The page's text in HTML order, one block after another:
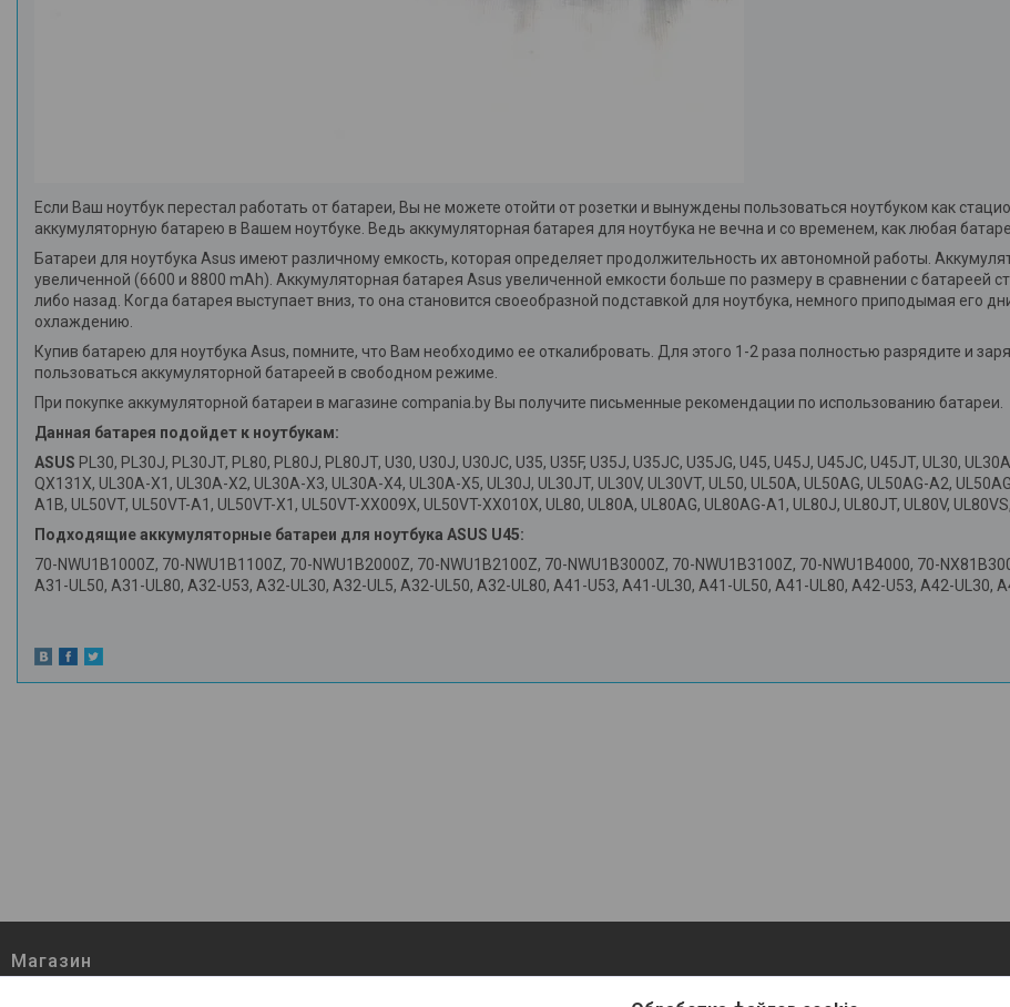
Если Ваш ноутбук перестал работать от батареи, Вы не можете отойти от розетки и вынуждены пользоваться ноутбуком как
аккумуляторную батарею в Вашем ноутбуке. Ведь аккумуляторная батарея для ноутбука не вечна и со временем, как любая
Батареи для ноутбука Asus имеют различному емкость, которая определяет продолжительность их автономной работы.
увеличенной (6600 и 8800 mAh). Аккумуляторная батарея Asus увеличенной емкости больше по размеру в сравнении с батареей
либо назад. Когда батарея выступает вниз, то она становится своеобразной подставкой для ноутбука, немного приподымая его
охлаждению.
Купив батарею для ноутбука Asus, помните, что Вам необходимо ее откалибровать. Для этого 1-2 раза полностью разрядите и
пользоваться аккумуляторной батареей в свободном режиме.
При покупке аккумуляторной батареи в магазине compania.by Вы получите письменные рекомендации по использованию батареи.
Данная батарея подойдет к ноутбукам:
ASUS PL30, PL30J, PL30JT, PL80, PL80J, PL80JT, U30, U30J, U30JC, U35, U35F, U35J, U35JC, U35JG, U45, U45J, U45JC, U45JT, UL30,
QX131X, UL30A-X1, UL30A-X2, UL30A-X3, UL30A-X4, UL30A-X5, UL30J, UL30JT, UL30V, UL30VT, UL50, UL50A, UL50AG, UL50AG-A2,
A1B, UL50VT, UL50VT-A1, UL50VT-X1, UL50VT-XX009X, UL50VT-XX010X, UL80, UL80A, UL80AG, UL80AG-A1, UL80J, UL80JT, UL80V,
Подходящие аккумуляторные батареи для ноутбука ASUS U45:
70-NWU1B1000Z, 70-NWU1B1100Z, 70-NWU1B2000Z, 70-NWU1B2100Z, 70-NWU1B3000Z, 70-NWU1B3100Z, 70-NWU1B4000, 70-
A31-UL50, A31-UL80, A32-U53, A32-UL30, A32-UL5, A32-UL50, A32-UL80, A41-U53, A41-UL30, A41-UL50, A41-UL80, A42-U53, A42-UL30,
Магазин